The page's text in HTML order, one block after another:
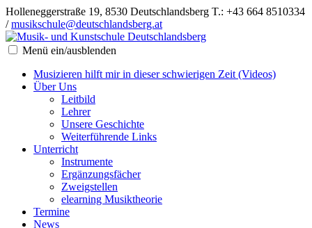
Holleneggerstraße 19, 8530 Deutschlandsberg T.: +43 664 8510334
/musikschule@deutschlandsberg.at
Menü ein/ausblenden
Musizieren hilft mir in dieser schwierigen Zeit (Videos)
Über Uns
Leitbild
Lehrer
Unsere Geschichte
Weiterführende Links
Unterricht
Instrumente
Ergänzungsfächer
Zweigstellen
elearning Musiktheorie
Termine
News